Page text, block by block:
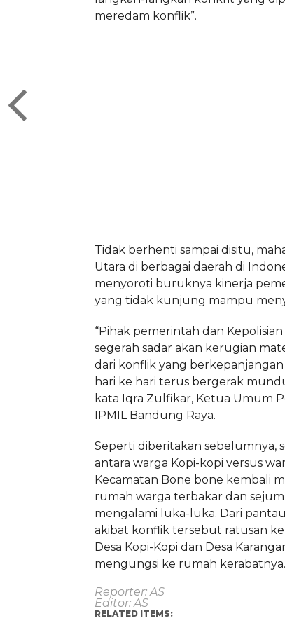
meredam konflik”.
Tidak berhenti sampai disitu,
Utara di berbagai daerah di
menyoroti buruknya kinerja
yang tidak kunjung mampu
“Pihak pemerintah dan
segerah sadar akan kerugian
dari konflik yang
hari ke hari terus bergerak
kata Iqra Zulfikar, Ketua Umum
IPMIL Bandung Raya.
Seperti diberitakan sebelumnya,
antara warga Kopi-kopi versus
Kecamatan Bone bone kembali
rumah warga terbakar dan
mengalami luka-luka. Dari
akibat konflik tersebut ratusan
Desa Kopi-Kopi dan Desa
mengungsi ke rumah kerabatnya.
Reporter: AS
Editor: AS
RELATED ITEMS: